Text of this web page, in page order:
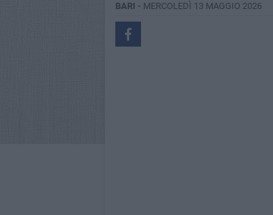
BARI - MERCOLEDÌ 13 MAGGIO 2026